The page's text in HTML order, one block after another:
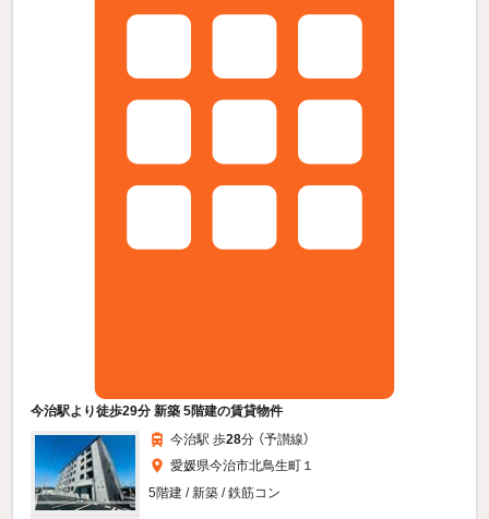
今治駅より徒歩29分 新築 5階建の賃貸物件
今治駅 歩28分 （予讃線）
愛媛県今治市北鳥生町１
5階建 / 新築 / 鉄筋コン